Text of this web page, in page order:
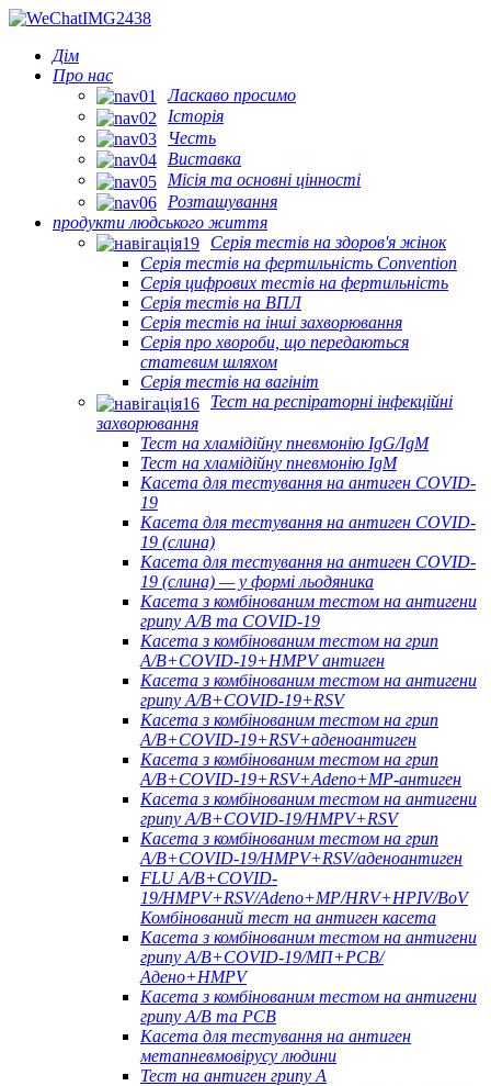
Дім
Про нас
Ласкаво просимо
Історія
Честь
Виставка
Місія та основні цінності
Розташування
продукти людського життя
Серія тестів на здоров'я жінок
Серія тестів на фертильність Convention
Серія цифрових тестів на фертильність
Серія тестів на ВПЛ
Серія тестів на інші захворювання
Серія про хвороби, що передаються
статевим шляхом
Серія тестів на вагініт
Тест на респіраторні інфекційні
захворювання
Тест на хламідійну пневмонію IgG/IgM
Тест на хламідійну пневмонію IgM
Касета для тестування на антиген COVID-
19
Касета для тестування на антиген COVID-
19 (слина)
Касета для тестування на антиген COVID-
19 (слина) — у формі льодяника
Касета з комбінованим тестом на антигени
грипу A/B та COVID-19
Касета з комбінованим тестом на грип
A/B+COVID-19+HMPV антиген
Касета з комбінованим тестом на антигени
грипу A/B+COVID-19+RSV
Касета з комбінованим тестом на грип
A/B+COVID-19+RSV+аденоантиген
Касета з комбінованим тестом на грип
A/B+COVID-19+RSV+Adeno+MP-антиген
Касета з комбінованим тестом на антигени
грипу A/B+COVID-19/HMPV+RSV
Касета з комбінованим тестом на грип
A/B+COVID-19/HMPV+RSV/аденоантиген
FLU A/B+COVID-
19/HMPV+RSV/Adeno+MP/HRV+HPIV/BoV
Комбінований тест на антиген касета
Касета з комбінованим тестом на антигени
грипу A/B+COVID-19/МП+РСВ/
Адено+HMPV
Касета з комбінованим тестом на антигени
грипу A/B та РСВ
Касета для тестування на антиген
метапневмовірусу людини
Тест на антиген грипу A